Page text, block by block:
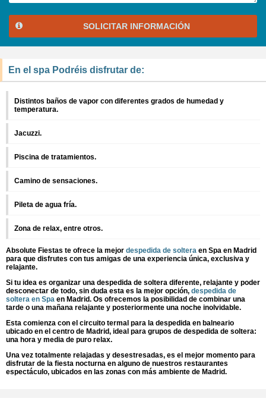
SOLICITAR INFORMACIÓN
En el spa Podréis disfrutar de:
Distintos baños de vapor con diferentes grados de humedad y
temperatura.
Jacuzzi.
Piscina de tratamientos.
Camino de sensaciones.
Pileta de agua fría.
Zona de relax, entre otros.
Absolute Fiestas te ofrece la mejor despedida de soltera en Spa en Madrid
para que disfrutes con tus amigas de una experiencia única, exclusiva y
relajante.
Si tu idea es organizar una despedida de soltera diferente, relajante y poder
desconectar de todo, sin duda esta es la mejor opción, despedida de
soltera en Spa en Madrid. Os ofrecemos la posibilidad de combinar una
tarde o una mañana relajante y posteriormente una noche inolvidable.
Esta comienza con el circuito termal para la despedida en balneario
ubicado en el centro de Madrid, ideal para grupos de despedida de soltera:
una hora y media de puro relax.
Una vez totalmente relajadas y desestresadas, es el mejor momento para
disfrutar de la fiesta nocturna en alguno de nuestros restaurantes
espectáculo, ubicados en las zonas con más ambiente de Madrid.